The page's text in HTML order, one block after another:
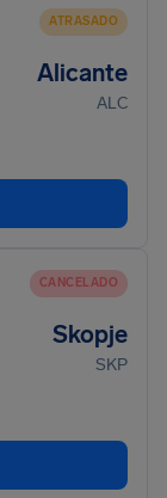
ATRASADO
Alicante
ALC
CANCELADO
Skopje
SKP